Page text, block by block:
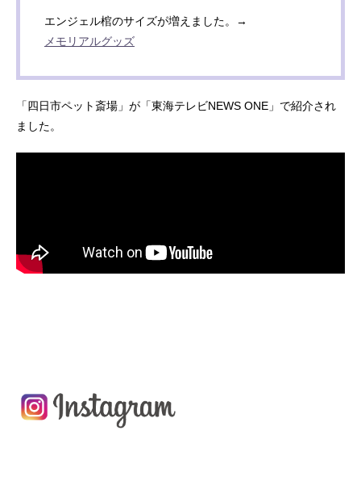
エンジェル棺のサイズが増えました。→
メモリアルグッズ
「四日市ペット斎場」が「東海テレビNEWS ONE」で紹介され
ました。